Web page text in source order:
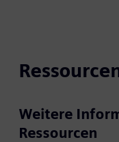
Weitere
Ressourcen